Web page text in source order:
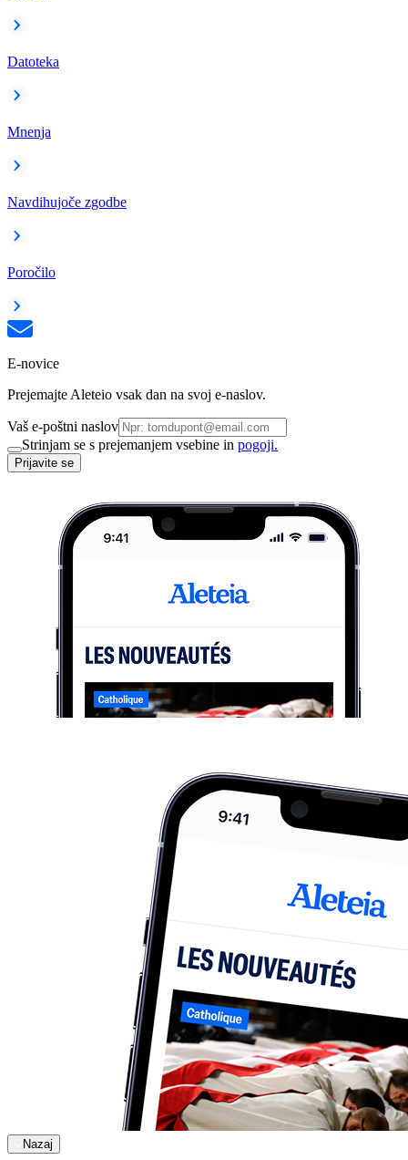
Datoteka
Mnenja
Navdihujoče zgodbe
Poročilo
E-novice
Prejemajte Aleteio vsak dan na svoj e-naslov.
Vaš e-poštni naslov
Strinjam se s prejemanjem vsebine in pogoji.
Prijavite se
Nazaj